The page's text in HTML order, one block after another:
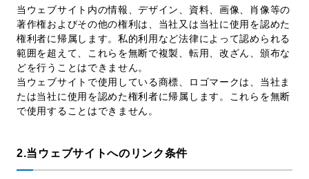
採用情報
日本語 English
当ウェブサイト内の情報、デザイン、資料、画像、肖像等の
著作権およびその他の権利は、当社又は当社に使用を認めた
権利者に帰属します。私的利用など法律によって認められる
範囲を超えて、これらを無断で複製、転用、改ざん、頒布な
どを行うことはできません。
当ウェブサイトで使用している商標、ロゴマークは、当社ま
たは当社に使用を認めた権利者に帰属します。これらを無断
で使用することはできません。
2.当ウェブサイトへのリンク条件